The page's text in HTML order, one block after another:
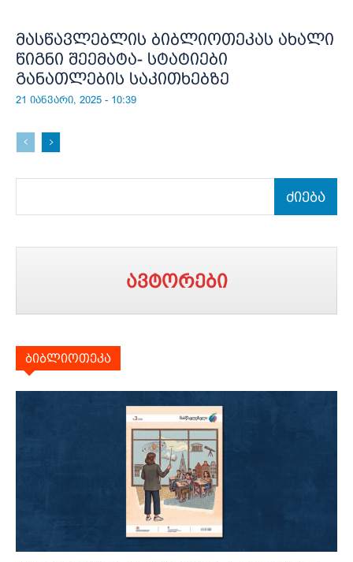
მასწავლებლის ბიბლიოთეკას ახალი
წიგნი შეემატა- სტატიები
განათლების საკითხებზე
21 იანვარი, 2025 - 10:39
ძიება
ავტორები
ბიბლიოთეკა